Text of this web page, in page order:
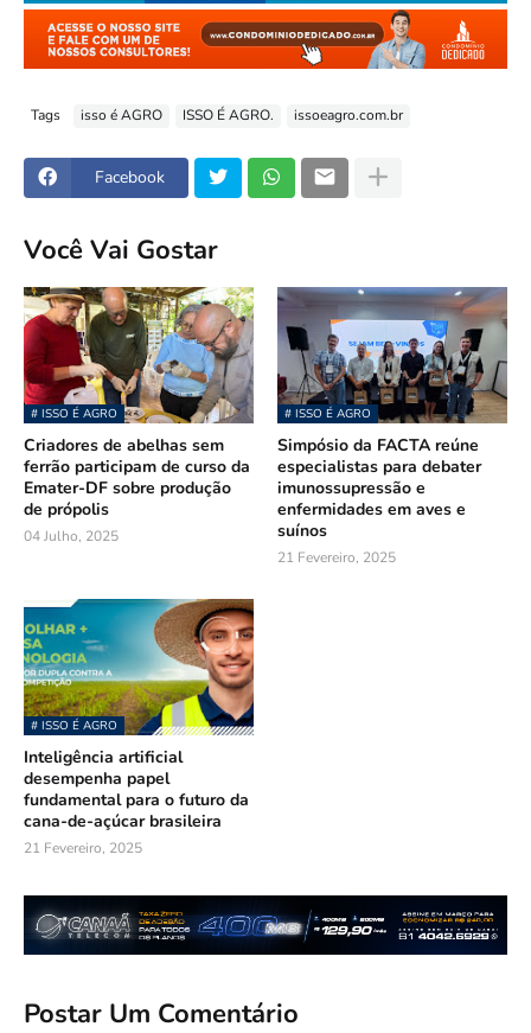
Tags isso é AGRO ISSO É AGRO. issoeagro.com.br
Facebook
Você Vai Gostar
# ISSO É AGRO
Criadores de abelhas sem
ferrão participam de curso da
Emater-DF sobre produção
de própolis
04 Julho, 2025
# ISSO É AGRO
Simpósio da FACTA reúne
especialistas para debater
imunossupressão e
enfermidades em aves e
suínos
21 Fevereiro, 2025
# ISSO É AGRO
Inteligência artificial
desempenha papel
fundamental para o futuro da
cana-de-açúcar brasileira
21 Fevereiro, 2025
Postar Um Comentário